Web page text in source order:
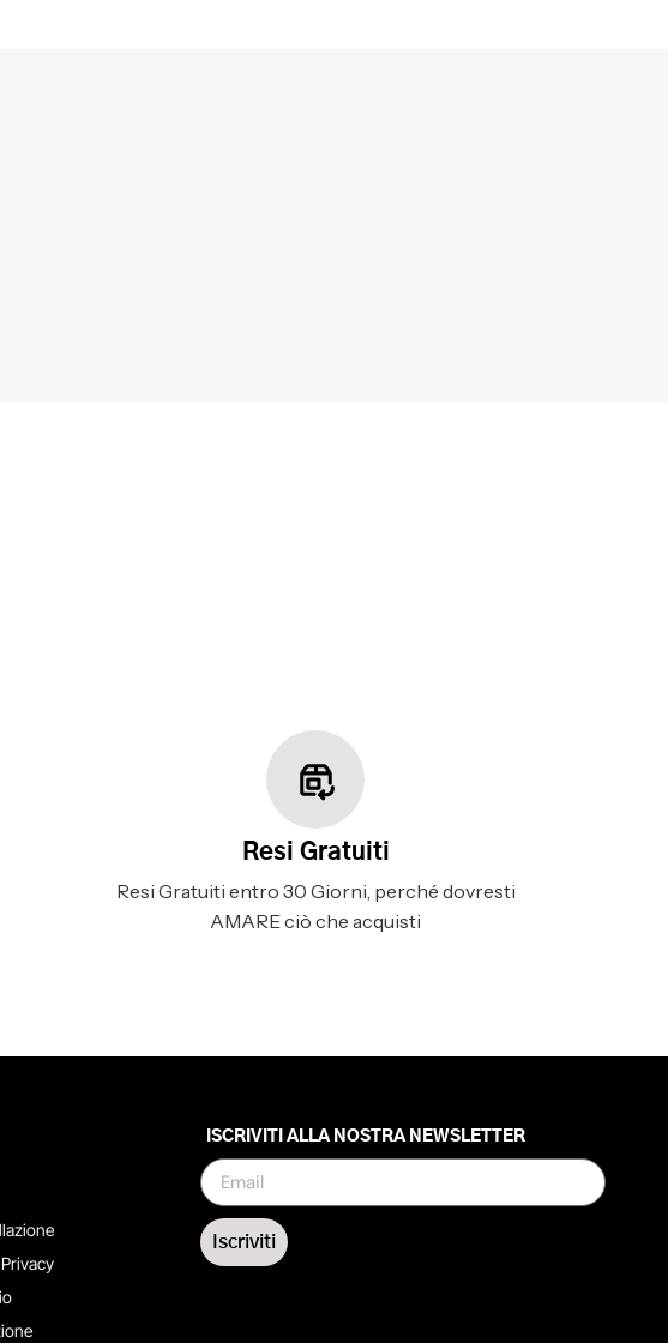
Resi Gratuiti
Resi Gratuiti entro 30 Giorni, perché dovresti
AMARE ciò che acquisti
ISCRIVITI ALLA NOSTRA NEWSLETTER
Iscriviti